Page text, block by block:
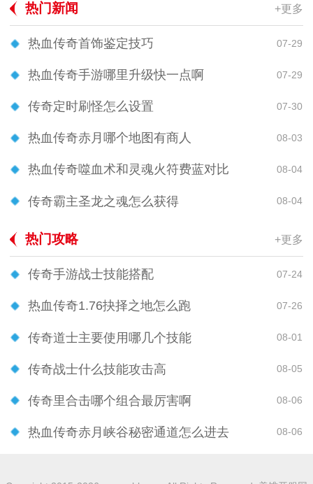
热门新闻 +更多
热血传奇首饰鉴定技巧 07-29
热血传奇手游哪里升级快一点啊 07-29
传奇定时刷怪怎么设置 07-30
热血传奇赤月哪个地图有商人 08-03
热血传奇噬血术和灵魂火符费蓝对比 08-04
传奇霸主圣龙之魂怎么获得 08-04
热门攻略 +更多
传奇手游战士技能搭配 07-24
热血传奇1.76抉择之地怎么跑 07-26
传奇道士主要使用哪几个技能 08-01
传奇战士什么技能攻击高 08-05
传奇里合击哪个组合最厉害啊 08-06
热血传奇赤月峡谷秘密通道怎么进去 08-06